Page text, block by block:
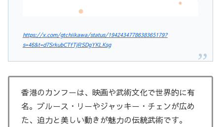
https://x.com/gtchiikawa/status/1942434778638365179?
s=46&t=d7SrkubCTfTjRSDgYKLKsg
香港のカンフーは、映画や武術文化で世界的に有
名。ブルース・リーやジャッキー・チェンが広め
た、迫力と美しい動きが魅力の伝統武術です。